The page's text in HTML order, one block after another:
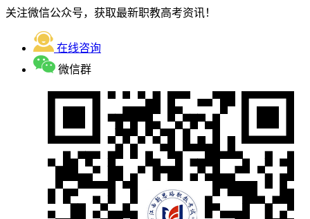
关注微信公众号，获取最新职教高考资讯！
在线咨询
微信群